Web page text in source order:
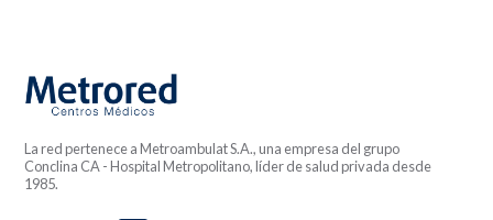
La red pertenece a Metroambulat S.A., una empresa del grupo
Conclina CA - Hospital Metropolitano, líder de salud privada desde
1985.